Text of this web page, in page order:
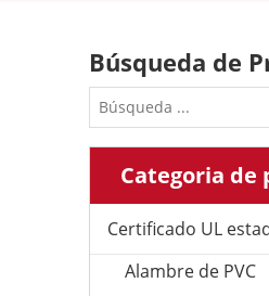
Búsqueda de
Categoria de
Certificado UL
Alambre de PVC